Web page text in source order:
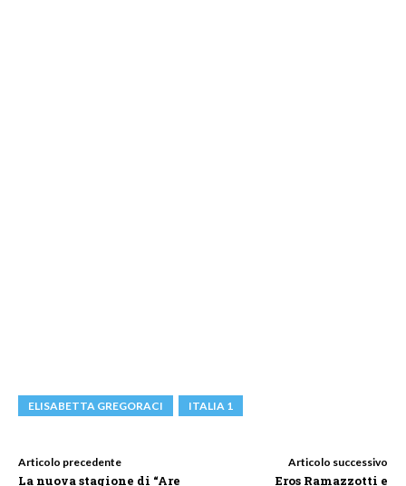
ELISABETTA GREGORACI ITALIA 1
Articolo precedente
La nuova stagione di “Are
Articolo successivo
Eros Ramazzotti e